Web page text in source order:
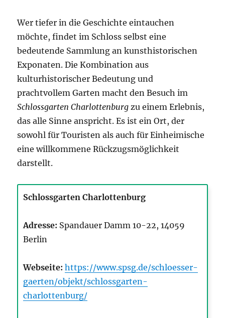
Wer tiefer in die Geschichte eintauchen
möchte, findet im Schloss selbst eine
bedeutende Sammlung an kunsthistorischen
Exponaten. Die Kombination aus
kulturhistorischer Bedeutung und
prachtvollem Garten macht den Besuch im
Schlossgarten Charlottenburg zu einem Erlebnis,
das alle Sinne anspricht. Es ist ein Ort, der
sowohl für Touristen als auch für Einheimische
eine willkommene Rückzugsmöglichkeit
darstellt.
Schlossgarten Charlottenburg
Adresse: Spandauer Damm 10-22, 14059
Berlin
Webseite: https://www.spsg.de/schloesser-
gaerten/objekt/schlossgarten-
charlottenburg/